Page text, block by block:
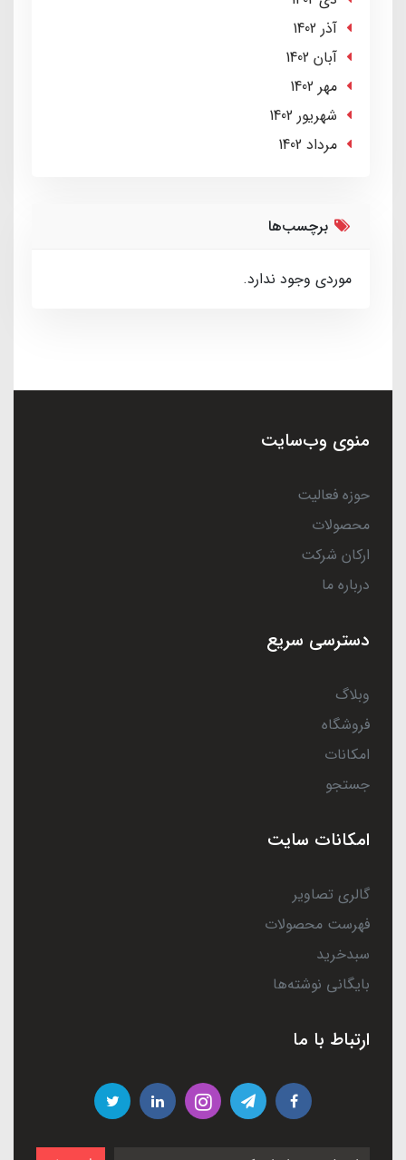
آذر 1402
آبان 1402
مهر 1402
شهریور 1402
مرداد 1402
برچسب‌ها
موردی وجود ندارد.
منوی وب‌سایت
حوزه فعالیت
محصولات
ارکان شرکت
درباره ما
دسترسی سریع
وبلاگ
فروشگاه
امکانات
جستجو
امکانات سایت
گالری تصاویر
فهرست محصولات
سبدخرید
بایگانی نوشته‌ها
ارتباط با ما